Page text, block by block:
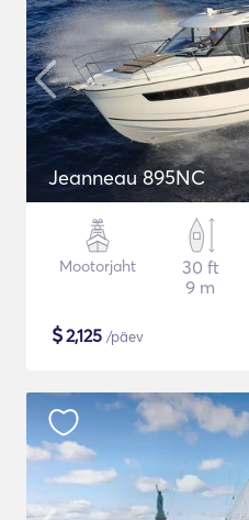
Jeanneau 895NC
Mootorjaht
30 ft
9 m
$2,125 /päev